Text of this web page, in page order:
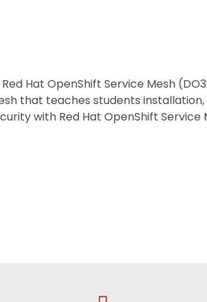
Hat OpenShift Service Mesh
that teaches students installation,
with Red Hat OpenShift Service